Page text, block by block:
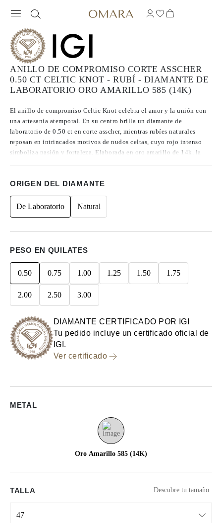
ANILLO DE COMPROMISO CORTE ASSCHER
0.50 CT CELTIC KNOT - RUBÍ - DIAMANTE DE
LABORATORIO ORO AMARILLO 585 (14K)
El anillo de compromiso Celtic Knot celebra el amor y la unión con
una artesanía atemporal. En su centro brilla un diamante de
laboratorio de 0.50 ct en corte asscher, mientras rubíes naturales
reposan en intrincados motivos de nudos celtas, cuyo rojo intenso
simboliza pasión y fortaleza. Elaborada en oro amarillo de 14k, la
historia de amor que perdura.
ORIGEN DEL DIAMANTE
De Laboratorio Natural
PESO EN QUILATES
0.50 0.75 1.00 1.25 1.50 1.75
2.00 2.50 3.00
DIAMANTE CERTIFICADO POR IGI
Tu pedido incluye un certificado oficial de
IGI.
Ver certificado
METAL
Oro Amarillo 585 (14K)
TALLA Descubre tu tamaño
47